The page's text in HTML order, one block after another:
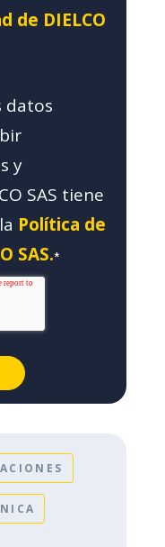
de DIELCO
datos
y
SAS tiene
Política de
SAS.*